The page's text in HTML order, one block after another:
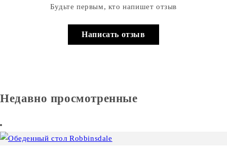
Будьте первым, кто напишет отзыв
Написать отзыв
Недавно просмотренные